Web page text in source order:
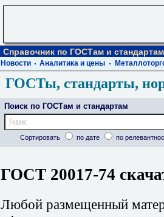
Справочник по ГОСТам и стандартам
Новости Аналитика и цены
ГОСТы, стандарты,
Поиск по ГОСТам и стандартам
Сортировать по дате по
ГОСТ 20017-74
Любой размещенный